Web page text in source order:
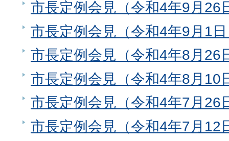
市長定例会見（令和4年9月26
市長定例会見（令和4年9月1
市長定例会見（令和4年8月26
市長定例会見（令和4年8月10
市長定例会見（令和4年7月26
市長定例会見（令和4年7月12